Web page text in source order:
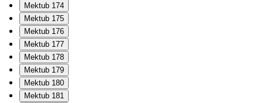
Mektub 174
Mektub 175
Mektub 176
Mektub 177
Mektub 178
Mektub 179
Mektub 180
Mektub 181